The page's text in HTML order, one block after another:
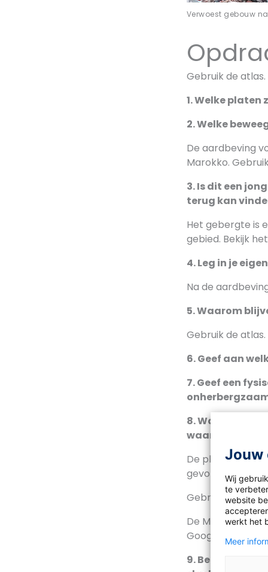
Verwoest gebouw
Gebruik de
1. Welke
2. Welke
De aardbeving
Marokko.
3. Is dit een
terug kan
Het gebergte is
gebied. Bekijk
4. Leg in je
Na de
5. Waarom
Gebruik de atlas.
6. Geef aan
7. Geef een
8. Waarom is
waarom dit van
De plaats van
gevolgen van de
Gebruik in de
De Medina is
Google Earth.
9. Beschrijf
Jouw
Wij
te
website
werkt het
Meer